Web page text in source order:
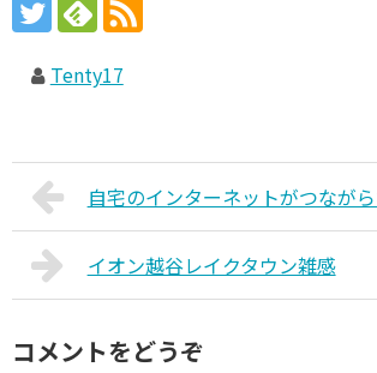
Tenty17
自宅のインターネットがつなが
イオン越谷レイクタウン雑感
コメントをどうぞ